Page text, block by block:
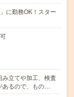
に勤務OK！スター
立てや加工、検査
あるので、もの…